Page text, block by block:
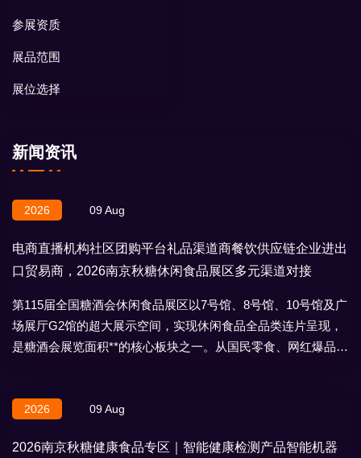
参展资质
展品范围
展位选择
新闻资讯
2026 09 Aug
电商直播机构社区团购平台礼品渠道商餐饮供应链企业进出
口贸易商，2026南京秋糖休闲食品展区多元渠道对接
第115届全国糖酒会休闲食品展区以7号馆、8号馆、10号馆及广
场展厅G2馆的超大展示空间，实现休闲食品全品类连片呈现，
是糖酒会展览面积**的核心板块之一。从国民零食、网红爆品到
2026 09 Aug
2026南京秋糖健康食品专区｜智能健康检测产品智能机器